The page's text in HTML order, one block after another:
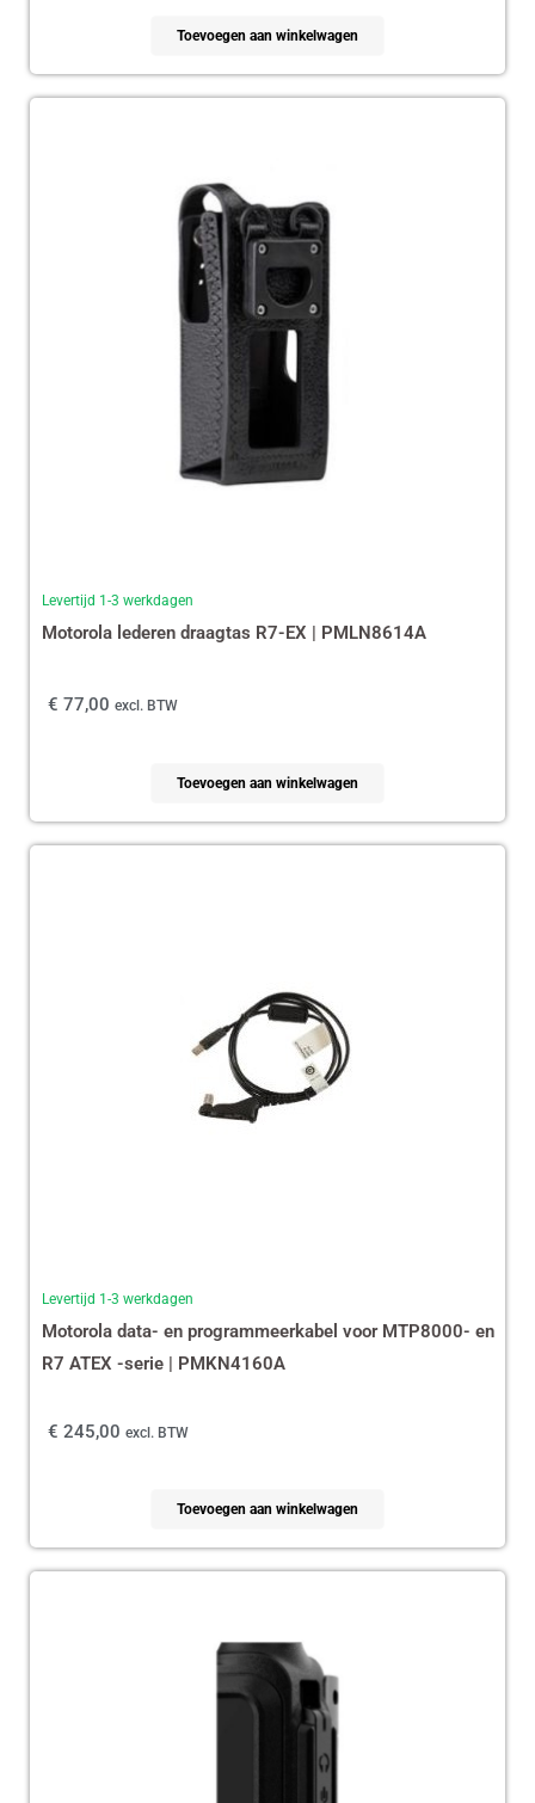
Toevoegen aan winkelwagen
Levertijd 1-3 werkdagen
Motorola lederen draagtas R7-EX | PMLN8614A
€ 77,00 excl. BTW
Toevoegen aan winkelwagen
Levertijd 1-3 werkdagen
Motorola data- en programmeerkabel voor MTP8000- en
R7 ATEX -serie | PMKN4160A
€ 245,00 excl. BTW
Toevoegen aan winkelwagen